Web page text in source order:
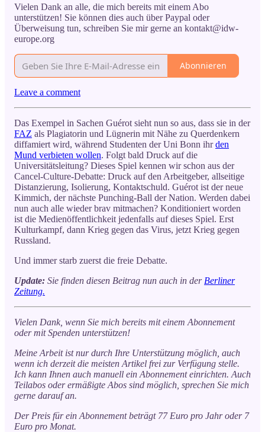
Vielen Dank an alle, die mich bereits mit einem Abo
unterstützen! Sie können dies auch über Paypal oder
Überweisung tun, schreiben Sie mir gerne an kontakt@idw-
europe.org
Abonnieren
Leave a comment
Das Exempel in Sachen Guérot sieht nun so aus, dass sie in der
FAZ als Plagiatorin und Lügnerin mit Nähe zu Querdenkern
diffamiert wird, während Studenten der Uni Bonn ihrden
Mund verbieten wollen. Folgt bald Druck auf die
Universitätsleitung? Dieses Spiel kennen wir schon aus der
Cancel-Culture-Debatte: Druck auf den Arbeitgeber, allseitige
Distanzierung, Isolierung, Kontaktschuld. Guérot ist der neue
Kimmich, der nächste Punching-Ball der Nation. Werden dabei
nun auch alle wieder brav mitmachen? Konditioniert worden
ist die Medienöffentlichkeit jedenfalls auf dieses Spiel. Erst
Kulturkampf, dann Krieg gegen das Virus, jetzt Krieg gegen
Russland.
Und immer starb zuerst die freie Debatte.
Update: Sie finden diesen Beitrag nun auch in der Berliner
Zeitung.
Vielen Dank, wenn Sie mich bereits mit einem Abonnement
oder mit Spenden unterstützen!
Meine Arbeit ist nur durch Ihre Unterstützung möglich, auch
wenn ich derzeit die meisten Artikel frei zur Verfügung stelle.
Ich kann Ihnen auch manuell ein Abonnement einrichten. Auch
Teilabos oder ermäßigte Abos sind möglich, sprechen Sie mich
gerne darauf an.
Der Preis für ein Abonnement beträgt 77 Euro pro Jahr oder 7
Euro pro Monat.